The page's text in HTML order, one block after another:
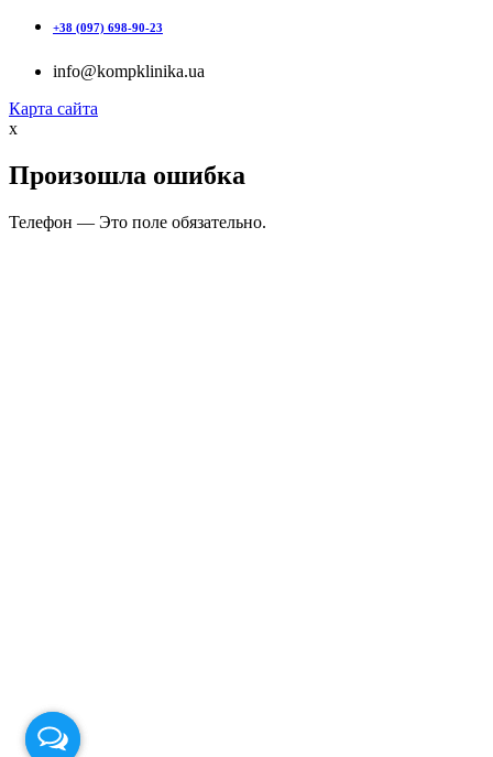
+38 (097) 698-90-23
info@kompklinika.ua
Карта сайта
x
Произошла ошибка
Телефон — Это поле обязательно.